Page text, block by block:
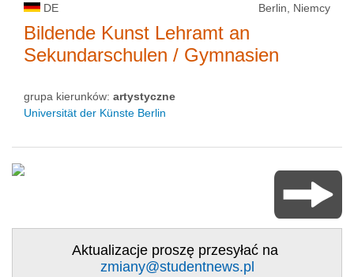
DE Berlin, Niemcy
Bildende Kunst Lehramt an
Sekundarschulen / Gymnasien
grupa kierunków: artystyczne
Universität der Künste Berlin
Aktualizacje proszę przesyłać na
zmiany@studentnews.pl